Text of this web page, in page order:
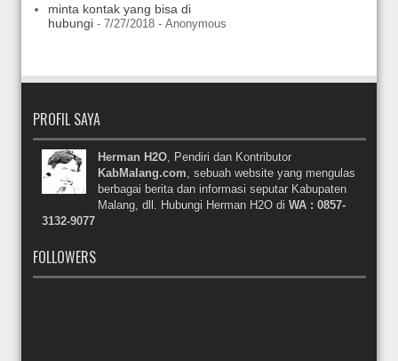
minta kontak yang bisa di
hubungi - 7/27/2018 - Anonymous
PROFIL SAYA
Herman H2O, Pendiri dan Kontributor
KabMalang.com, sebuah website yang mengulas
berbagai berita dan informasi seputar Kabupaten
Malang, dll. Hubungi Herman H2O di WA : 0857-
3132-9077
FOLLOWERS